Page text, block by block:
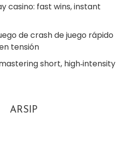
casino: fast wins, instant
de crash de juego rápido
tensión
short, high‑intensity
ARSIP